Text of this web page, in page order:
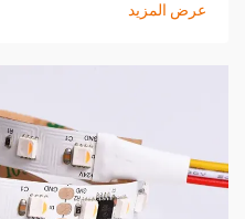
عرض المزيد